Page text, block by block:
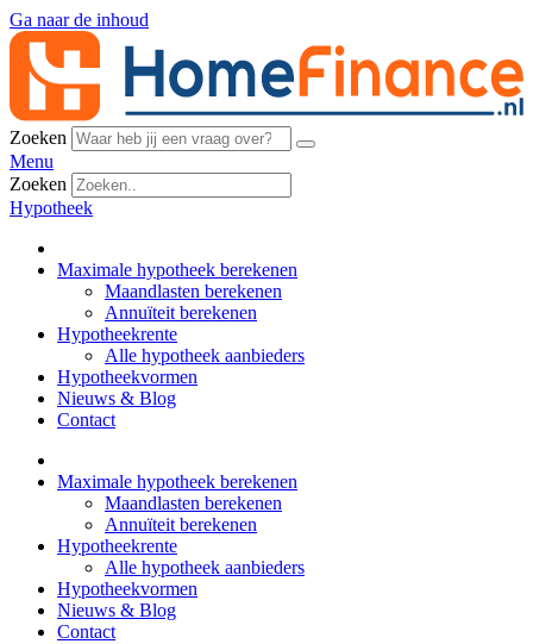
Ga naar de inhoud
Zoeken
Menu
Zoeken
Hypotheek
Maximale hypotheek berekenen
Maandlasten berekenen
Annuïteit berekenen
Hypotheekrente
Alle hypotheek aanbieders
Hypotheekvormen
Nieuws & Blog
Contact
Maximale hypotheek berekenen
Maandlasten berekenen
Annuïteit berekenen
Hypotheekrente
Alle hypotheek aanbieders
Hypotheekvormen
Nieuws & Blog
Contact